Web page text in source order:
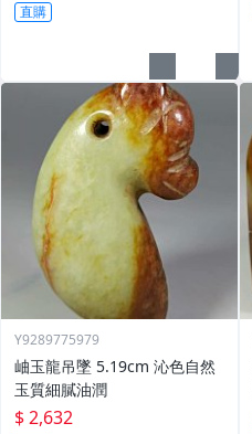
直購
Y9289775979
岫玉龍吊墜 5.19cm 沁色自然
玉質細膩油潤
$ 2,632